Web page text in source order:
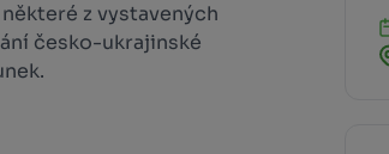
z vystavených
česko-ukrajinské